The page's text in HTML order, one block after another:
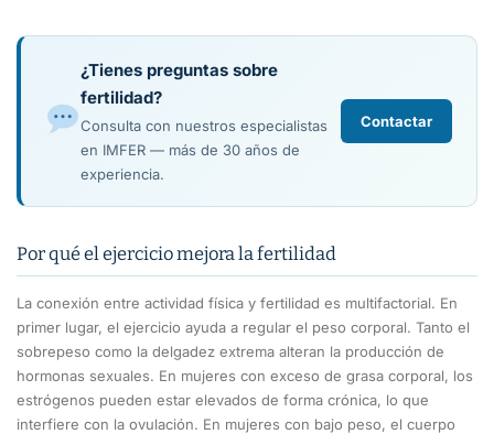
¿Tienes preguntas sobre
fertilidad?
Consulta con nuestros especialistas
en IMFER — más de 30 años de
experiencia.
Contactar
Por qué el ejercicio mejora la fertilidad
La conexión entre actividad física y fertilidad es multifactorial. En
primer lugar, el ejercicio ayuda a regular el peso corporal. Tanto el
sobrepeso como la delgadez extrema alteran la producción de
hormonas sexuales. En mujeres con exceso de grasa corporal, los
estrógenos pueden estar elevados de forma crónica, lo que
interfiere con la ovulación. En mujeres con bajo peso, el cuerpo